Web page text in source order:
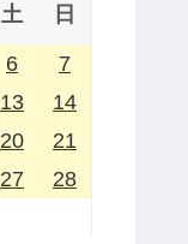
土 日
6
7
13
14
20
21
27
28